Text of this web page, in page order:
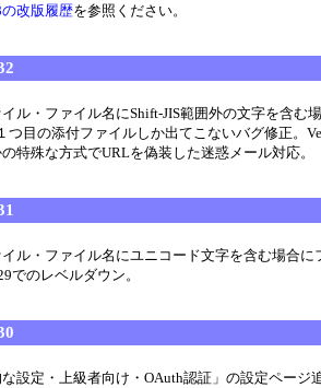
改版履歴を参照ください。
ル・ファイル名にShift-JIS範囲外の文字を含
つ目の添付ファイルしか出てこないバグ修正。
特殊な方式でURLを偽装した迷惑メール対応。
ル・ファイル名にユニコード文字を含む場合
でのレベルダウン。
な設定・上級者向け・OAuth認証」の設定ペー